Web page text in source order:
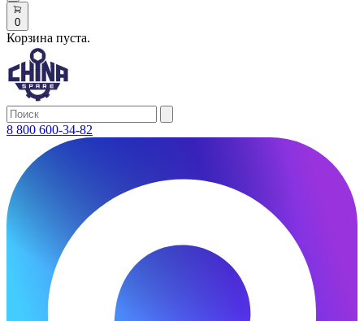
0
Корзина пуста.
8 800 600-34-82